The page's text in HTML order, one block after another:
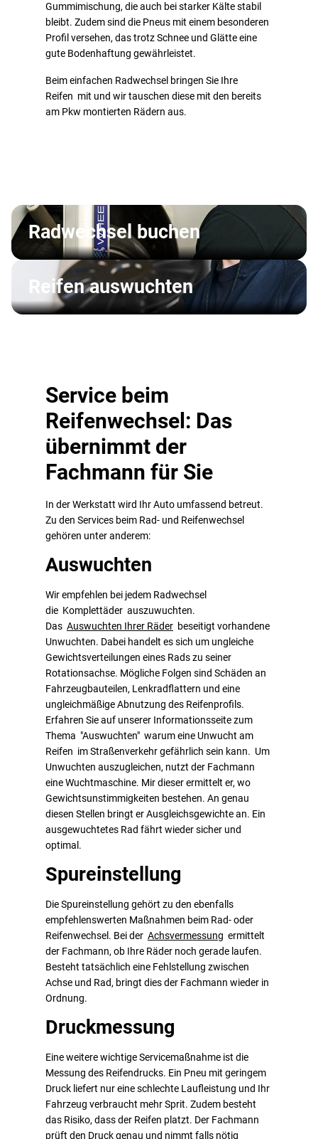
Gummimischung, die auch bei starker Kälte stabil
bleibt. Zudem sind die Pneus mit einem besonderen
Profil versehen, das trotz Schnee und Glätte eine
gute Bodenhaftung gewährleistet.
Beim einfachen Radwechsel bringen Sie Ihre
Reifen mit und wir tauschen diese mit den bereits
am Pkw montierten Rädern aus.
Radwechsel buchen
Reifen auswuchten
Service beim
Reifenwechsel: Das
übernimmt der
Fachmann für Sie
In der Werkstatt wird Ihr Auto umfassend betreut.
Zu den Services beim Rad- und Reifenwechsel
gehören unter anderem:
Auswuchten
Wir empfehlen bei jedem Radwechsel
die Komplettäder auszuwuchten.
Das Auswuchten Ihrer Räder beseitigt vorhandene
Unwuchten. Dabei handelt es sich um ungleiche
Gewichtsverteilungen eines Rads zu seiner
Rotationsachse. Mögliche Folgen sind Schäden an
Fahrzeugbauteilen, Lenkradflattern und eine
ungleichmäßige Abnutzung des Reifenprofils.
Erfahren Sie auf unserer Informationsseite zum
Thema "Auswuchten" warum eine Unwucht am
Reifen im Straßenverkehr gefährlich sein kann. Um
Unwuchten auszugleichen, nutzt der Fachmann
eine Wuchtmaschine. Mir dieser ermittelt er, wo
Gewichtsunstimmigkeiten bestehen. An genau
diesen Stellen bringt er Ausgleichsgewichte an. Ein
ausgewuchtetes Rad fährt wieder sicher und
optimal.
Spureinstellung
Die Spureinstellung gehört zu den ebenfalls
empfehlenswerten Maßnahmen beim Rad- oder
Reifenwechsel. Bei der Achsvermessung ermittelt
der Fachmann, ob Ihre Räder noch gerade laufen.
Besteht tatsächlich eine Fehlstellung zwischen
Achse und Rad, bringt dies der Fachmann wieder in
Ordnung.
Druckmessung
Eine weitere wichtige Servicemaßnahme ist die
Messung des Reifendrucks. Ein Pneu mit geringem
Druck liefert nur eine schlechte Laufleistung und Ihr
Fahrzeug verbraucht mehr Sprit. Zudem besteht
das Risiko, dass der Reifen platzt. Der Fachmann
prüft den Druck genau und nimmt falls nötig